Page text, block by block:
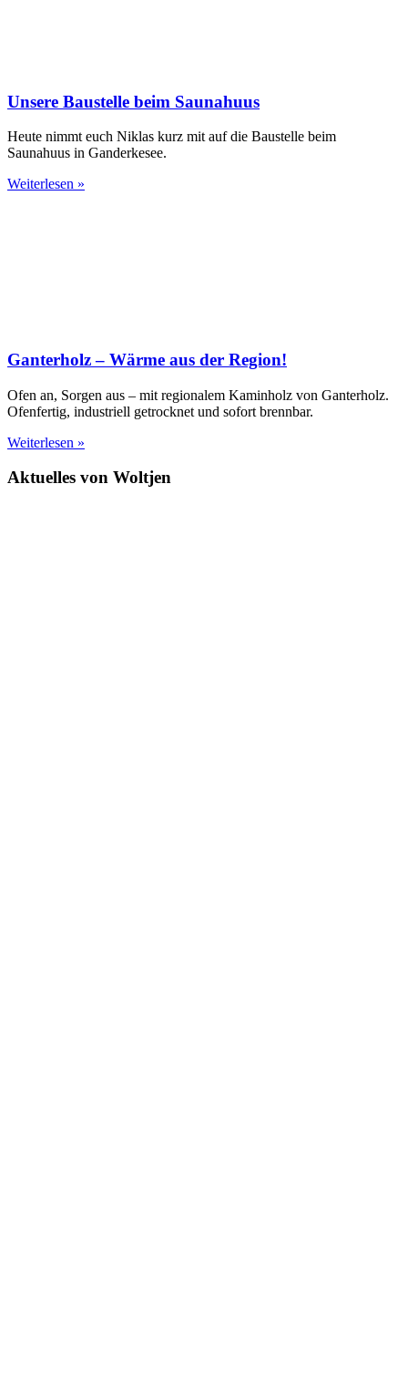
Unsere Baustelle beim Saunahuus
Heute nimmt euch Niklas kurz mit auf die Baustelle beim
Saunahuus in Ganderkesee.
Weiterlesen »
Ganterholz – Wärme aus der Region!
Ofen an, Sorgen aus – mit regionalem Kaminholz von Ganterholz.
Ofenfertig, industriell getrocknet und sofort brennbar.
Weiterlesen »
Aktuelles von Woltjen